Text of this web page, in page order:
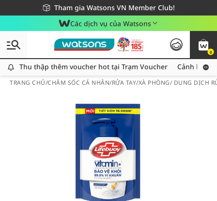
Tham gia Watsons VN Member Club!
Miễn phí giao hàng cho đơn hàng từ 249,000Đ
Giao hàng nhanh 24h - Áp dụng khu vực TP. Hồ Chí Minh
Các dịch vụ của Watsons
0
Thu thập thêm voucher hot tại Trạm Voucher
Thu thập thêm voucher hot tại Trạm Voucher Cảnh báo
TRANG CHỦ/CHĂM SÓC CÁ NHÂN/RỬA TAY/XÀ PHÒNG/ DUNG DỊCH